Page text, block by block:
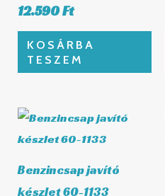
12.590Ft
KOSÁRBA
TESZEM
Benzincsap javító
készlet 60-1133